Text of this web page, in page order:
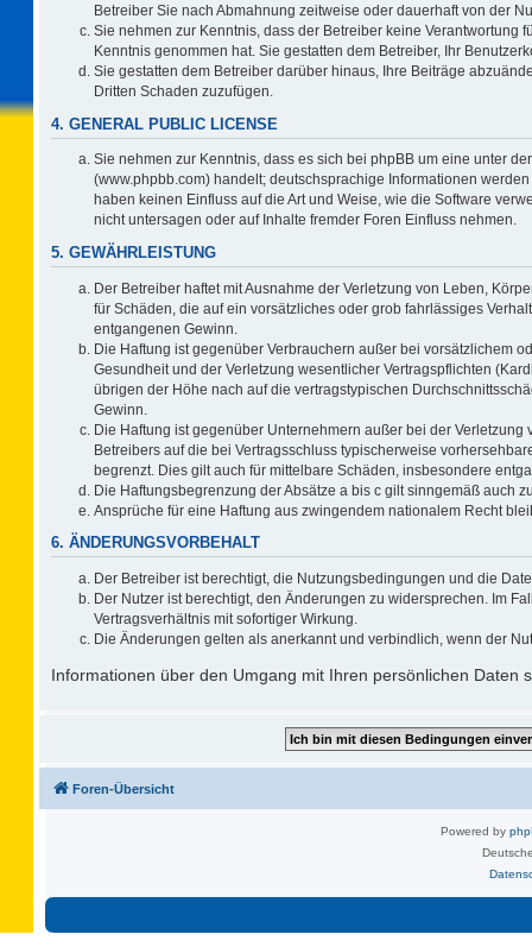
Betreiber Sie nach Abmahnung zeitweise oder dauerhaft von der
Sie nehmen zur Kenntnis, dass der Betreiber keine Verantwortung
Kenntnis genommen hat. Sie gestatten dem Betreiber, Ihr
Sie gestatten dem Betreiber darüber hinaus, Ihre Beiträge
Dritten Schaden zuzufügen.
4. GENERAL PUBLIC LICENSE
Sie nehmen zur Kenntnis, dass es sich bei phpBB um eine unter der
(www.phpbb.com) handelt; deutschsprachige Informationen
haben keinen Einfluss auf die Art und Weise, wie die Software
nicht untersagen oder auf Inhalte fremder Foren Einfluss nehmen.
5. GEWÄHRLEISTUNG
Der Betreiber haftet mit Ausnahme der Verletzung von Leben,
für Schäden, die auf ein vorsätzliches oder grob fahrlässiges
entgangenen Gewinn.
Die Haftung ist gegenüber Verbrauchern außer bei vorsätzlichem
Gesundheit und der Verletzung wesentlicher Vertragspflichten
übrigen der Höhe nach auf die vertragstypischen
Gewinn.
Die Haftung ist gegenüber Unternehmern außer bei der
Betreibers auf die bei Vertragsschluss typischerweise
begrenzt. Dies gilt auch für mittelbare Schäden, insbesondere
Die Haftungsbegrenzung der Absätze a bis c gilt sinngemäß auch
Ansprüche für eine Haftung aus zwingendem nationalem Recht
6. ÄNDERUNGSVORBEHALT
Der Betreiber ist berechtigt, die Nutzungsbedingungen und die
Der Nutzer ist berechtigt, den Änderungen zu widersprechen. Im
Vertragsverhältnis mit sofortiger Wirkung.
Die Änderungen gelten als anerkannt und verbindlich, wenn der
Informationen über den Umgang mit Ihren persönlichen Daten
Foren-Übersicht
Powered by